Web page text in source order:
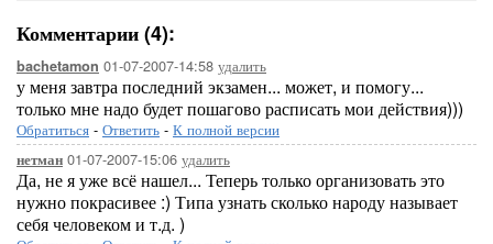
Комментарии (4):
bachetamon 01-07-2007-14:58 удалить
у меня завтра последний экзамен... может, и помогу...
только мне надо будет пошагово расписать мои действия)))
Обратиться - Ответить - К полной версии
нетман 01-07-2007-15:06 удалить
Да, не я уже всё нашел... Теперь только организовать это
нужно покрасивее :) Типа узнать сколько народу называет
себя человеком и т.д. )